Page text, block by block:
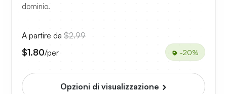
dominio.
A partire da $2.99
$1.80/per -20%
Opzioni di visualizzazione